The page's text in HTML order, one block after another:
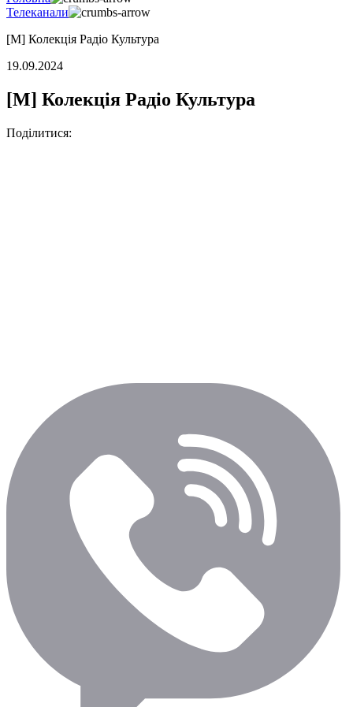
Телеканали
[M] Колекція Радіо Культура
19.09.2024
[M] Колекція Радіо Культура
Поділитися: